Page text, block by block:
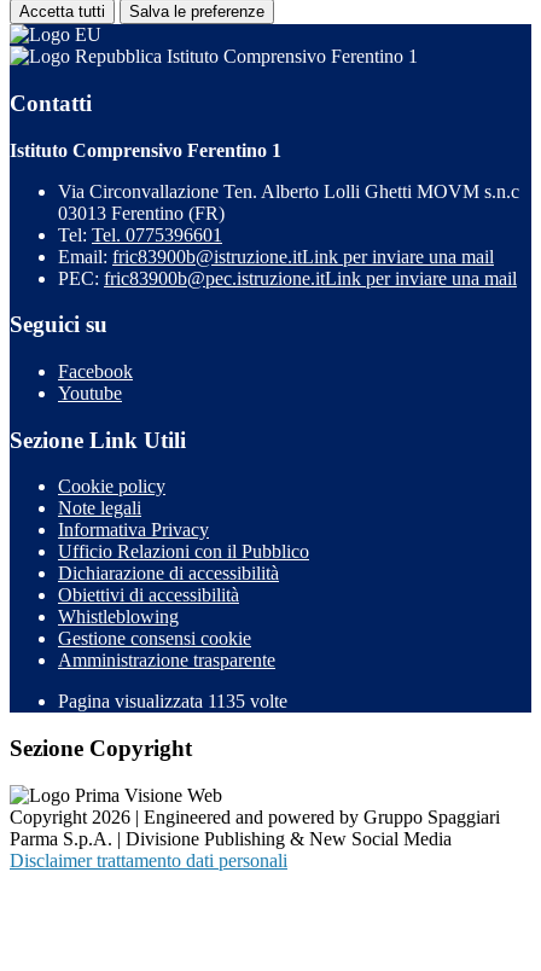
Accetta tutti Salva le preferenze
Istituto Comprensivo Ferentino 1
Contatti
Istituto Comprensivo Ferentino 1
Via Circonvallazione Ten. Alberto Lolli Ghetti MOVM s.n.c
03013 Ferentino (FR)
Tel: Tel. 0775396601
Email: fric83900b@istruzione.itLink per inviare una mail
PEC: fric83900b@pec.istruzione.itLink per inviare una mail
Seguici su
Facebook
Youtube
Sezione Link Utili
Cookie policy
Note legali
Informativa Privacy
Ufficio Relazioni con il Pubblico
Dichiarazione di accessibilità
Obiettivi di accessibilità
Whistleblowing
Gestione consensi cookie
Amministrazione trasparente
Pagina visualizzata 1135 volte
Sezione Copyright
Copyright 2026 | Engineered and powered by Gruppo Spaggiari
Parma S.p.A. | Divisione Publishing & New Social Media
Disclaimer trattamento dati personali